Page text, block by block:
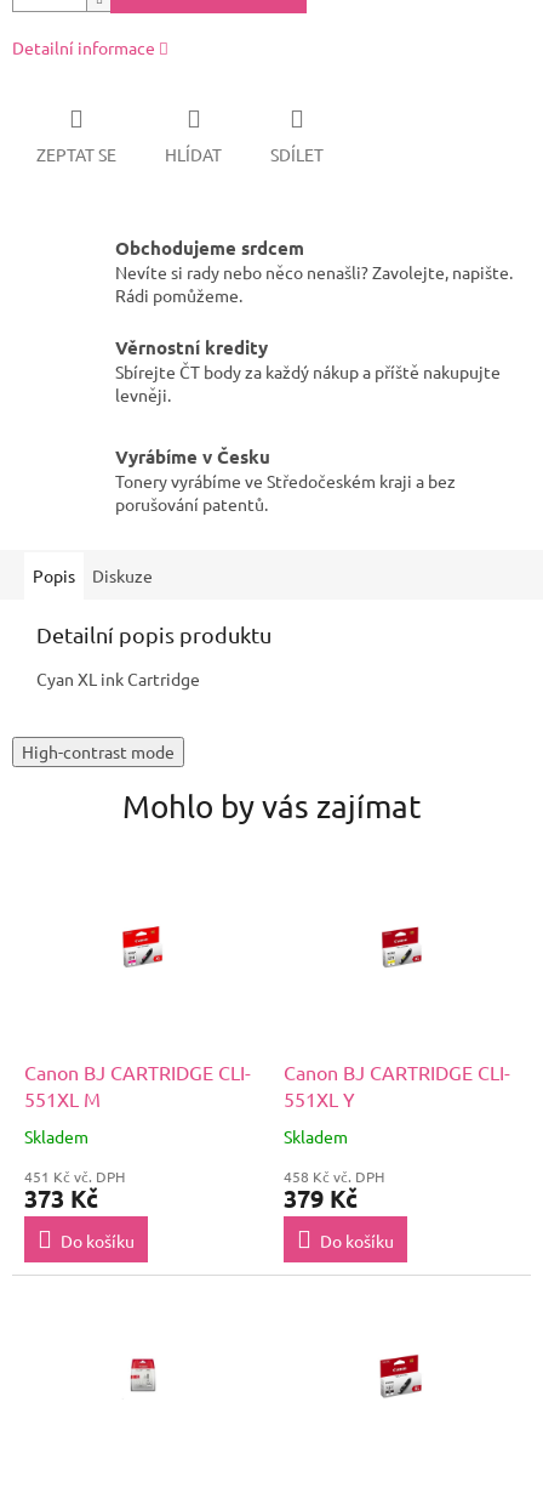
Detailní informace
ZEPTAT SE HLÍDAT SDÍLET
Obchodujeme srdcem
Nevíte si rady nebo něco nenašli? Zavolejte, napište.
Rádi pomůžeme.
Věrnostní kredity
Sbírejte ČT body za každý nákup a příště nakupujte
levněji.
Vyrábíme v Česku
Tonery vyrábíme ve Středočeském kraji a bez
porušování patentů.
Popis Diskuze
Detailní popis produktu
Cyan XL ink Cartridge
High-contrast mode
Mohlo by vás zajímat
Canon BJ CARTRIDGE CLI-
551XL M
Skladem
451 Kč vč. DPH
373 Kč
Do košíku
Canon BJ CARTRIDGE CLI-
551XL Y
Skladem
458 Kč vč. DPH
379 Kč
Do košíku